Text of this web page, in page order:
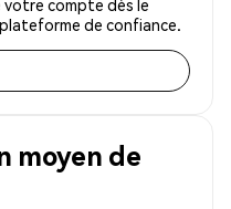
compte dès le
de confiance.
moyen de